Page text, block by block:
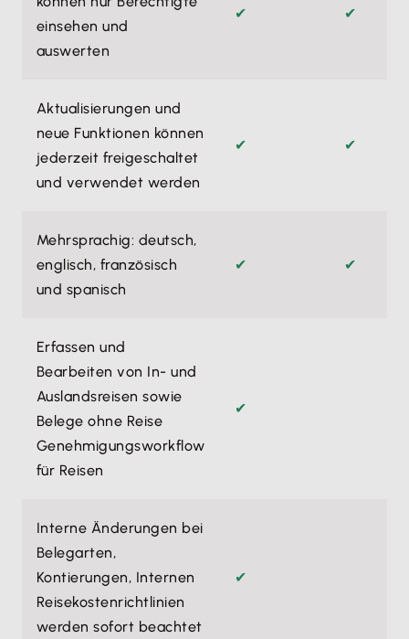
einsehen und
auswerten
✔ ✔
Aktualisierungen und
neue Funktionen können
jederzeit freigeschaltet
und verwendet werden
✔ ✔
Mehrsprachig: deutsch,
englisch, französisch
und spanisch
✔ ✔
Erfassen und
Bearbeiten von In- und
Auslandsreisen sowie
Belege ohne Reise
Genehmigungsworkflow
für Reisen
✔
Interne Änderungen bei
Belegarten,
Kontierungen, Internen
Reisekostenrichtlinien
werden sofort beachtet
✔